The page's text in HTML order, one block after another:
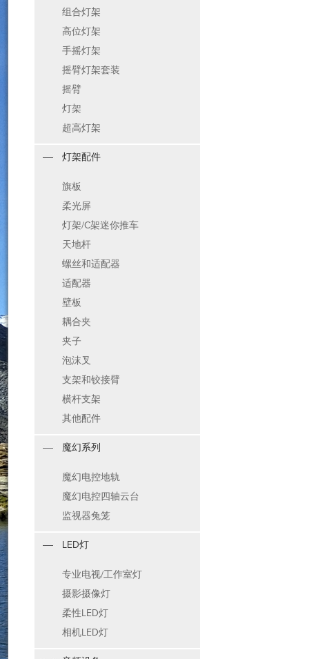
组合灯架
高位灯架
手摇灯架
摇臂灯架套装
摇臂
灯架
超高灯架
灯架配件
旗板
柔光屏
灯架/C架迷你推车
天地杆
螺丝和适配器
适配器
壁板
耦合夹
夹子
泡沫叉
支架和铰接臂
横杆支架
其他配件
魔幻系列
魔幻电控地轨
魔幻电控四轴云台
监视器兔笼
LED灯
专业电视/工作室灯
摄影摄像灯
柔性LED灯
相机LED灯